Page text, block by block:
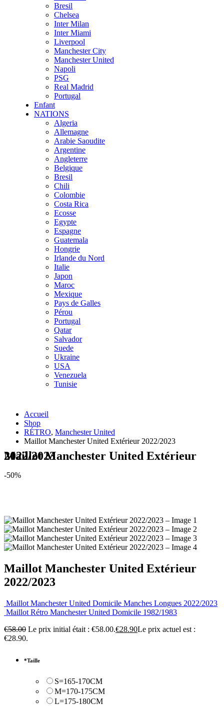
Bresil
Chelsea
Inter Milan
Inter Miami
Liverpool
Manchester City
Manchester United
Napoli
PSG
Real Madrid
Portugal
Enfant
NATIONS
Algeria
Allemagne
Arabie Saoudite
Argentine
Angleterre
Belgique
Bresil
Chili
Colombie
Costa Rica
Ecosse
Egypte
Espagne
Guatemala
Hongrie
Irlande du Nord
Italie
Japon
Maroc
Mexique
Pays de Galles
Pérou
Portugal
Qatar
Salvador
Suede
Ukraine
USA
Venezuela
Tunisie
Accueil
Shop
RÉTRO, Manchester United
Maillot Manchester United Extérieur 2022/2023
Maillot Manchester United Extérieur 2022/2023
-50%
Maillot Manchester United Extérieur
2022/2023
Maillot Manchester United Domicile Manches Longues 2022/2023
Maillot Rétro Manchester United Domicile 1982/1983
€58.00 Le prix initial était : €58.00.€28.90Le prix actuel est :
€28.90.
*Taille
S=165-170CM
M=170-175CM
L=175-180CM